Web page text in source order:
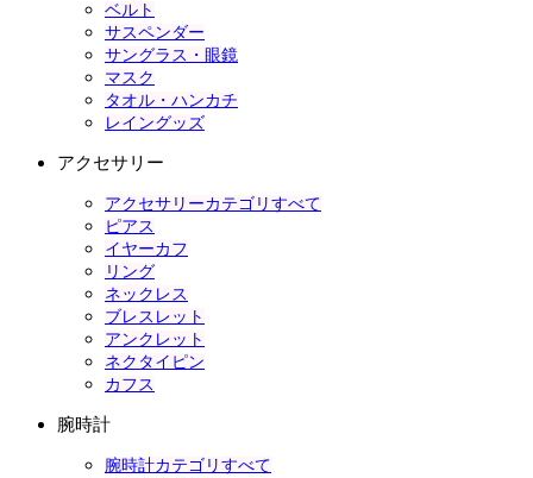
ベルト
サスペンダー
サングラス・眼鏡
マスク
タオル・ハンカチ
レイングッズ
アクセサリー
アクセサリーカテゴリすべて
ピアス
イヤーカフ
リング
ネックレス
ブレスレット
アンクレット
ネクタイピン
カフス
腕時計
腕時計カテゴリすべて